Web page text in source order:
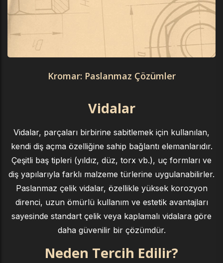
Kromar: Paslanmaz Çözümler
Vidalar
Vidalar, parçaları birbirine sabitlemek için kullanılan,
kendi diş açma özelliğine sahip bağlantı elemanlarıdır.
Çeşitli baş tipleri (yıldız, düz, torx vb.), uç formları ve
diş yapılarıyla farklı malzeme türlerine uygulanabilirler.
Paslanmaz çelik vidalar, özellikle yüksek korozyon
direnci, uzun ömürlü kullanım ve estetik avantajları
sayesinde standart çelik veya kaplamalı vidalara göre
daha güvenilir bir çözümdür.
Neden Tercih Edilir?